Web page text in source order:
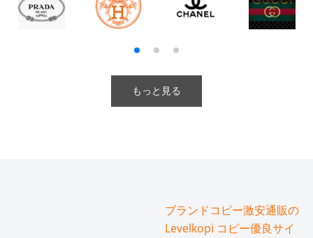
もっと見る
ブランドコピー激安通販の
Levelkopi コピー優良サイ